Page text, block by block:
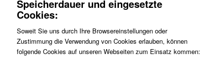
Speicherdauer und eingesetzte
Cookies:
Soweit Sie uns durch Ihre Browsereinstellungen oder
Zustimmung die Verwendung von Cookies erlauben, können
folgende Cookies auf unseren Webseiten zum Einsatz kommen: